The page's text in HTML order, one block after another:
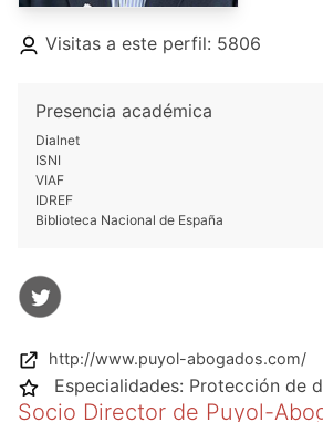
Visitas a este perfil: 5806
Presencia académica
Dialnet
ISNI
VIAF
IDREF
Biblioteca Nacional de España
http://www.puyol-abogados.com/
Especialidades: Protección de
Socio Director de Puyol-